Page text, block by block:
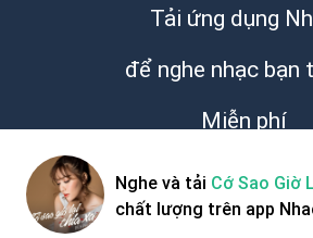
Tải ứng dụng
để nghe nhạc bạn
Miễn phí
Nghe và tải Cớ Sao Giờ
chất lượng trên app